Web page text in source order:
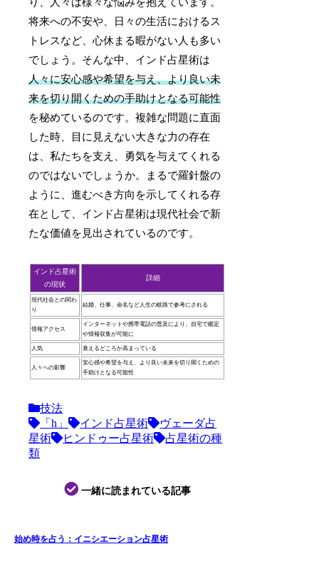
将来への不安や、日々の生活におけるス
トレスなど、心休まる暇がない人も多い
でしょう。そんな中、インド占星術は
人々に安心感や希望を与え、より良い未
来を切り開くための手助けとなる可能性
を秘めているのです。複雑な問題に直面
した時、目に見えない大きな力の存在
は、私たちを支え、勇気を与えてくれる
のではないでしょうか。まるで羅針盤の
ように、進むべき方向を示してくれる存
在として、インド占星術は現代社会で新
たな価値を見出されているのです。
インド占星術
の現状
詳細
現代社会との関わ
り
結婚、仕事、命名など人生の岐路で参考にされる
情報アクセス
インターネットや携帯電話の普及により、自宅で鑑定
や情報収集が可能に
人気 衰えるどころか高まっている
人々への影響
安心感や希望を与え、より良い未来を切り開くための
手助けとなる可能性
技法
「h」
インド占星術
ヴェーダ占
星術
ヒンドゥー占星術
占星術の種
類
一緒に読まれている記事
始め時を占う：イニシエーション占星術